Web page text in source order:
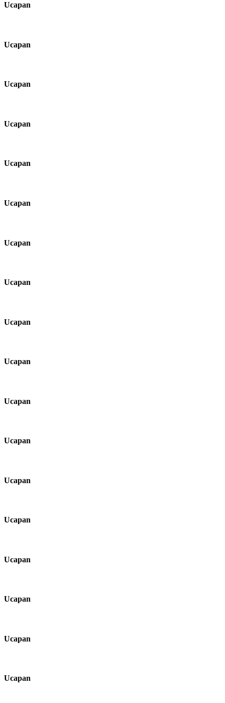
Ucapan
Ucapan
Ucapan
Ucapan
Ucapan
Ucapan
Ucapan
Ucapan
Ucapan
Ucapan
Ucapan
Ucapan
Ucapan
Ucapan
Ucapan
Ucapan
Ucapan
Ucapan